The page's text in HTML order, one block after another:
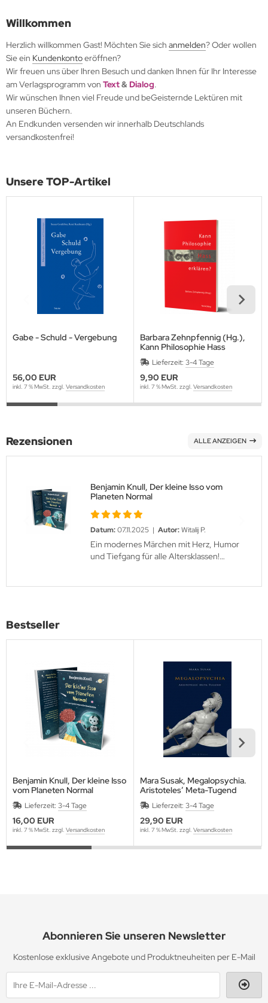
Willkommen
Herzlich willkommen Gast! Möchten Sie sich anmelden? Oder wollen
Sie ein Kundenkontoeröffnen?
Wir freuen uns über Ihren Besuch und danken Ihnen für Ihr Interesse
am Verlagsprogramm von Text& Dialog.
Wir wünschen Ihnen viel Freude und beGeisternde Lektüren mit
unseren Büchern.
An Endkunden versenden wir innerhalb Deutschlands
versandkostenfrei!
Unsere TOP-Artikel
Gabe - Schuld - Vergebung
56,00 EUR
inkl. 7 % MwSt. zzgl. Versandkosten
Barbara Zehnpfennig (Hg.),
Kann Philosophie Hass
erklären?
Lieferzeit: 3-4 Tage
9,90 EUR
inkl. 7 % MwSt. zzgl. Versandkosten
Rezensionen ALLE ANZEIGEN
Benjamin Knull, Der kleine Isso vom
Planeten Normal
Datum:07.11.2025 | Autor:Witalij P.
Ein modernes Märchen mit Herz, Humor
und Tiefgang für alle Altersklassen!
Bestseller
Benjamin Knull, Der kleine Isso
vom Planeten Normal
Lieferzeit: 3-4 Tage
16,00 EUR
inkl. 7 % MwSt. zzgl. Versandkosten
Mara Susak, Megalopsychia.
Aristoteles’ Meta-Tugend
Lieferzeit: 3-4 Tage
29,90 EUR
inkl. 7 % MwSt. zzgl. Versandkosten
Abonnieren Sie unseren Newsletter
Kostenlose exklusive Angebote und Produktneuheiten per E-Mail